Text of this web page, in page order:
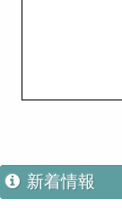
新着情報